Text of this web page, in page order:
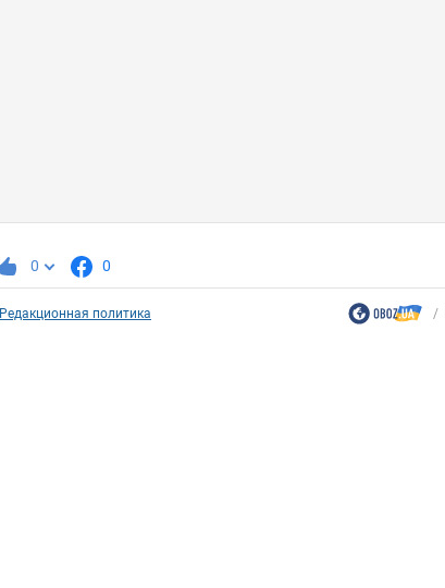
0 0
Редакционная политика